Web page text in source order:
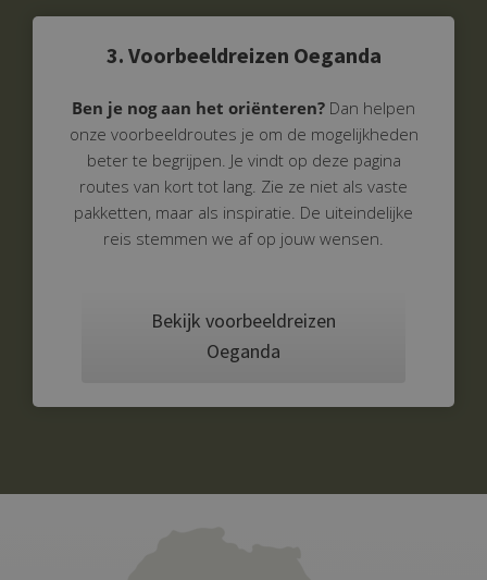
3. Voorbeeldreizen Oeganda
Ben je nog aan het oriënteren? Dan helpen
onze voorbeeldroutes je om de mogelijkheden
beter te begrijpen. Je vindt op deze pagina
routes van kort tot lang. Zie ze niet als vaste
pakketten, maar als inspiratie. De uiteindelijke
reis stemmen we af op jouw wensen.
Bekijk voorbeeldreizen
Oeganda